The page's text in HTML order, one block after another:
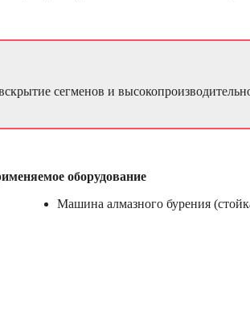
сегменов и
оборудование
Машина алмазного бурения